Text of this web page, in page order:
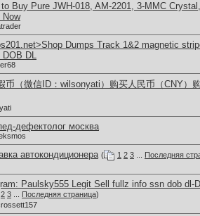
Buy Pure JWH-018, AM-2201, 3-MMC
Now
Dumps Track 1&2 magnetic
DOB DL
币（微信ID：wilsonyati）购买人民币（CNY）
дефектолог москва
автокондиционера ( 1 2 3
Последняя
Paulsky555 Legit Sell fullz info ssn dob dl-
2 3 Последняя страница)